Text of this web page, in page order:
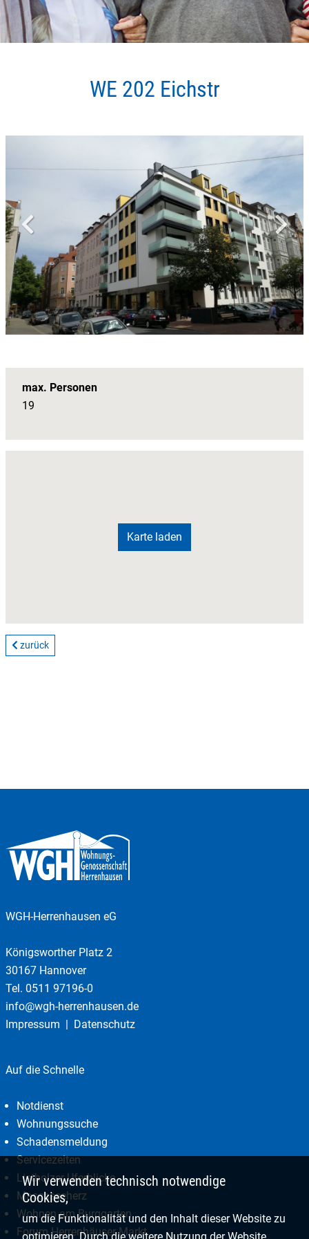
WE 202 Eichstr
max. Personen
19
Karte laden
zurück
WGH-Herrenhausen eG
Königsworther Platz 2
30167 Hannover
Tel. 0511 97196-0
info@wgh-herrenhausen.de
Impressum
Datenschutz
Auf die Schnelle
Notdienst
Wohnungssuche
Schadensmeldung
Servicezeiten
Listholzer Uferblicke
Maschseeherz
Wohnen am Burggarten
Forum Herrenhäuser Markt
Wir verwenden technisch notwendige
Cookies,
um die Funktionalität und den Inhalt dieser Website zu